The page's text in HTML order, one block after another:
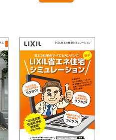
目次も検索 検 索
施工イメージ・アイデア集（1）
省エネ住宅関連（4）
玄関ドア・引戸（2）